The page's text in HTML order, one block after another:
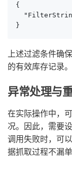
{
}
上述过滤条件确
的有效库存记录。
异常处理与
在实际操作中，
况。因此，需要
调用失败时，可
据抓取过程不漏